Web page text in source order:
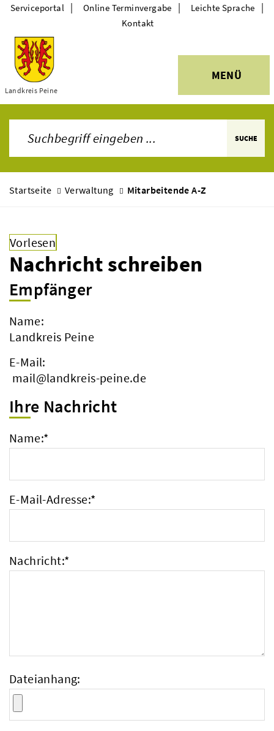
Themen
Landkreis Peine
MENÜ
Serviceportal | Online Terminvergabe | Leichte Sprache |
Kontakt
SUCHE
Startseite Verwaltung Mitarbeitende A-Z
Vorlesen
Nachricht schreiben
Empfänger
Name:
Landkreis Peine
E-Mail:
mail@landkreis-peine.de
Ihre Nachricht
Name:*
E-Mail-Adresse:*
Nachricht:*
Dateianhang: